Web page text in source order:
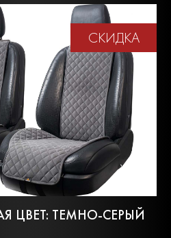
СКИДКА
ЦВЕТ: ТЕМНО-СЕРЫЙ